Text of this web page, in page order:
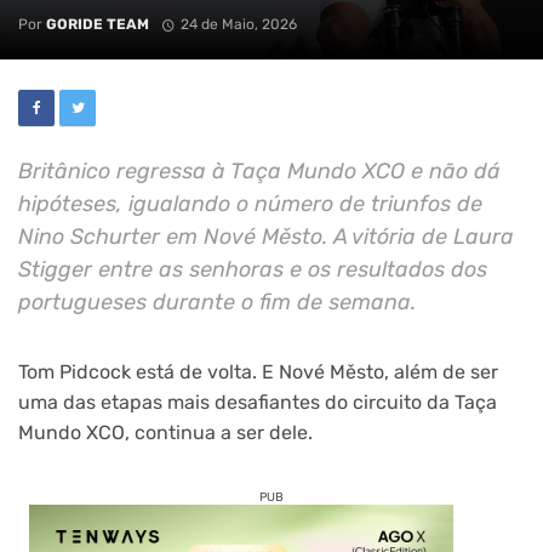
Por GORIDE TEAM 24 de Maio, 2026
Britânico regressa à Taça Mundo XCO e não dá
hipóteses, igualando o número de triunfos de
Nino Schurter em Nové Město. A vitória de Laura
Stigger entre as senhoras e os resultados dos
portugueses durante o fim de semana.
Tom Pidcock está de volta. E Nové Město, além de ser
uma das etapas mais desafiantes do circuito da Taça
Mundo XCO, continua a ser dele.
PUB